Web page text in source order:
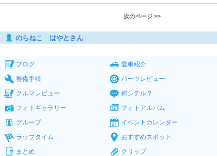
次のページ >>
のらねこ はやとさん
ブログ
愛車紹介
整備手帳
パーツレビュー
クルマレビュー
何シテル？
フォトギャラリー
フォトアルバム
グループ
イベントカレンダー
ラップタイム
おすすめスポット
まとめ
クリップ